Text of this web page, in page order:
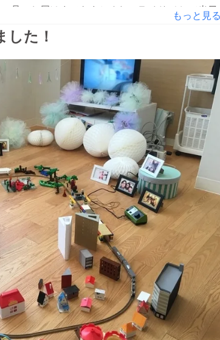
品のお届けまでをまとめたスライド そして当日
きました。 当日のVTRでは感動していただいた
ら… （司会進行をする私はなんとか堪えまし
子さんから 光喜くんを育てていくなかで抱いてい
をお話しさせていただきました。 池川先生から
来るというお話が。 光喜くんのように障がいを
が感銘を受けたのが、赤ちゃんはお母さんを助け
助ける=地球を助ける』というお話。 実は
た！ ママの笑顔→子どもの笑顔→みんなが笑顔→
にもご登壇頂きました。 母と赤ちゃん、夫婦、
ンについてお話ししていただきました。 子どもに
に『ゴミ』をつけにやって来ている そんな色々
さんも頷きながら聞いていただけていたようで
叶えました。 光喜くんお母さんである竹林伶
かを発信したい、笑顔を届けたい！という夢が
夢を叶えようとしている人たちがまた… 会場で
ト』 のプロジェクトスタート！がリアルタイム
ただいた皆さま 励ましや応援の声をくださった
もっと見る
た！